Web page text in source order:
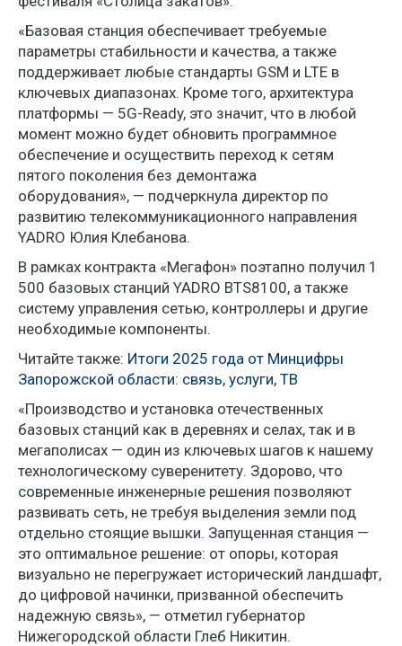
«Базовая станция обеспечивает требуемые
параметры стабильности и качества, а также
поддерживает любые стандарты GSM и LTE в
ключевых диапазонах. Кроме того, архитектура
платформы — 5G-Ready, это значит, что в любой
момент можно будет обновить программное
обеспечение и осуществить переход к сетям
пятого поколения без демонтажа
оборудования», — подчеркнула директор по
развитию телекоммуникационного направления
YADRO Юлия Клебанова.
В рамках контракта «Мегафон» поэтапно получил 1
500 базовых станций YADRO BTS8100, а также
систему управления сетью, контроллеры и другие
необходимые компоненты.
Читайте также: Итоги 2025 года от Минцифры
Запорожской области: связь, услуги, ТВ
«Производство и установка отечественных
базовых станций как в деревнях и селах, так и в
мегаполисах — один из ключевых шагов к нашему
технологическому суверенитету. Здорово, что
современные инженерные решения позволяют
развивать сеть, не требуя выделения земли под
отдельно стоящие вышки. Запущенная станция —
это оптимальное решение: от опоры, которая
визуально не перегружает исторический ландшафт,
до цифровой начинки, призванной обеспечить
надежную связь», — отметил губернатор
Нижегородской области Глеб Никитин.